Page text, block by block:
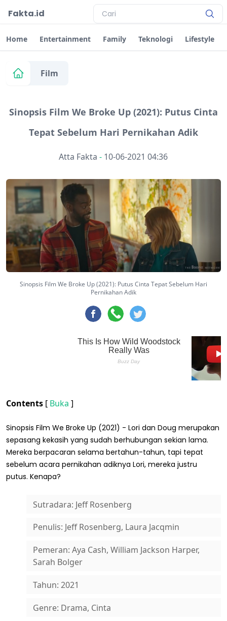
Fakta.id
Home Entertainment Family Teknologi Lifestyle
Film
Sinopsis Film We Broke Up (2021): Putus Cinta
Tepat Sebelum Hari Pernikahan Adik
Atta Fakta - 10-06-2021 04:36
Sinopsis Film We Broke Up (2021): Putus Cinta Tepat Sebelum Hari
Pernikahan Adik
Contents [ Buka ]
Sinopsis Film We Broke Up (2021) - Lori dan Doug merupakan
sepasang kekasih yang sudah berhubungan sekian lama.
Mereka berpacaran selama bertahun-tahun, tapi tepat
sebelum acara pernikahan adiknya Lori, mereka justru
putus. Kenapa?
Sutradara: Jeff Rosenberg
Penulis: Jeff Rosenberg, Laura Jacqmin
Pemeran: Aya Cash, William Jackson Harper,
Sarah Bolger
Tahun: 2021
Genre: Drama, Cinta